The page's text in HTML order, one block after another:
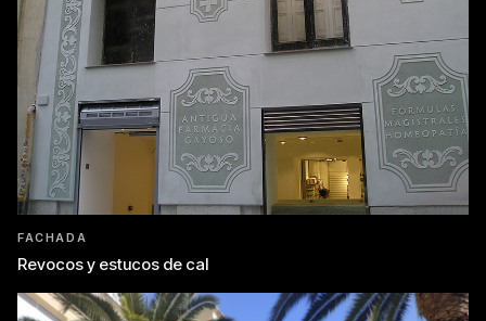
FACHADA
Revocos y estucos de cal